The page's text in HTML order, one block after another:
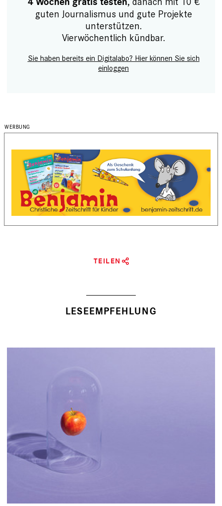
guten Journalismus und gute Projekte
unterstützen.
Vierwöchentlich kündbar.
Sie haben bereits ein Digitalabo? Hier können Sie sich
einloggen
TEILEN
LESEEMPFEHLUNG